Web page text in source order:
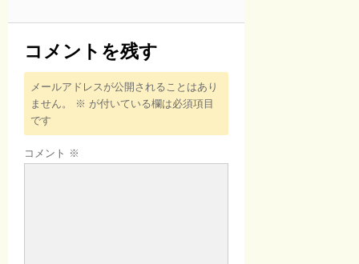
コメントを残す
メールアドレスが公開されることはあり
ません。
※ が付いている欄は必須項目
です
コメント ※